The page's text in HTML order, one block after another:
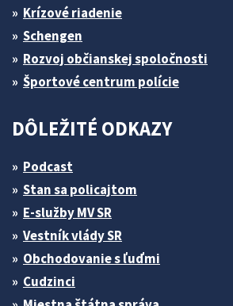
Krízové riadenie
Schengen
Rozvoj občianskej spoločnosti
Športové centrum polície
DÔLEŽITÉ ODKAZY
Podcast
Stan sa policajtom
E-služby MV SR
Vestník vlády SR
Obchodovanie s ľuďmi
Cudzinci